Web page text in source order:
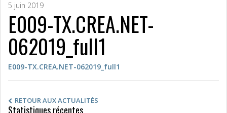
5 juin 2019
E009-TX.CREA.NET-
062019_full1
E009-TX.CREA.NET-062019_full1
RETOUR AUX ACTUALITÉS
Statistiques récentes